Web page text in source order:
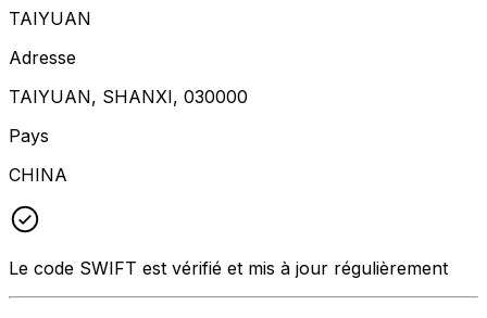
TAIYUAN
Adresse
TAIYUAN, SHANXI, 030000
Pays
CHINA
Le code SWIFT est vérifié et mis à jour régulièrement